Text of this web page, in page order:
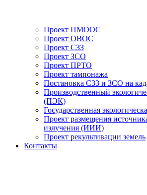
Проект ПМООС
Проект ОВОС
Проект СЗЗ
Проект ЗСО
Проект ПРТО
Проект тампонажа
Постановка СЗЗ и ЗСО на
Производственный
(ПЭК)
Государственная
Проект размещения
излучения (ИИИ)
Проект рекультивации земель
Контакты